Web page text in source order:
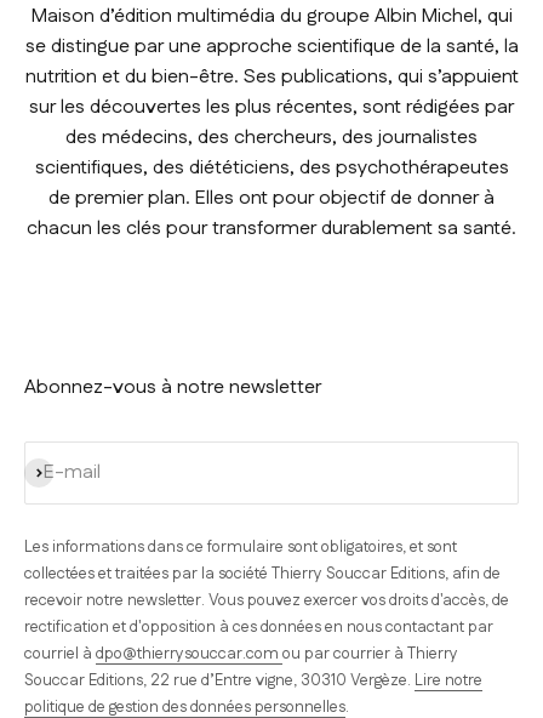
Maison d’édition multimédia du groupe Albin Michel, qui
se distingue par une approche scientifique de la santé, la
nutrition et du bien-être. Ses publications, qui s’appuient
sur les découvertes les plus récentes, sont rédigées par
des médecins, des chercheurs, des journalistes
scientifiques, des diététiciens, des psychothérapeutes
de premier plan. Elles ont pour objectif de donner à
chacun les clés pour transformer durablement sa santé.
Abonnez-vous à notre newsletter
E-mail
S'inscrire
Les informations dans ce formulaire sont obligatoires, et sont
collectées et traitées par la société Thierry Souccar Editions, afin de
recevoir notre newsletter. Vous pouvez exercer vos droits d'accès, de
rectification et d'opposition à ces données en nous contactant par
courriel à dpo@thierrysouccar.com ou par courrier à Thierry
Souccar Editions, 22 rue d’Entre vigne, 30310 Vergèze. Lire notre
politique de gestion des données personnelles.